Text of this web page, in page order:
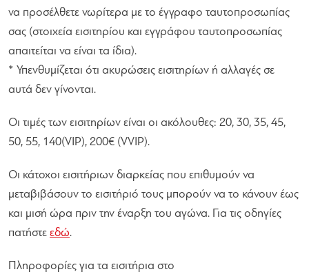
να προσέλθετε νωρίτερα με το έγγραφο ταυτοπροσωπίας
σας (στοιχεία εισιτηρίου και εγγράφου ταυτοπροσωπίας
απαιτείται να είναι τα ίδια).
* Υπενθυμίζεται ότι ακυρώσεις εισιτηρίων ή αλλαγές σε
αυτά δεν γίνονται.
Οι τιμές των εισιτηρίων είναι οι ακόλουθες: 20, 30, 35, 45,
50, 55, 140(VIP), 200€ (VVIP).
Οι κάτοχοι εισιτήριων διαρκείας που επιθυμούν να
μεταβιβάσουν το εισιτήριό τους μπορούν να το κάνουν έως
και μισή ώρα πριν την έναρξη του αγώνα. Για τις οδηγίες
πατήστε εδώ.
Πληροφορίες για τα εισιτήρια στο